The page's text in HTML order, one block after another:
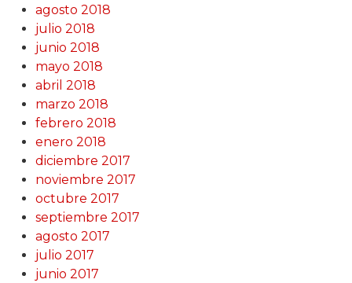
agosto 2018
julio 2018
junio 2018
mayo 2018
abril 2018
marzo 2018
febrero 2018
enero 2018
diciembre 2017
noviembre 2017
octubre 2017
septiembre 2017
agosto 2017
julio 2017
junio 2017